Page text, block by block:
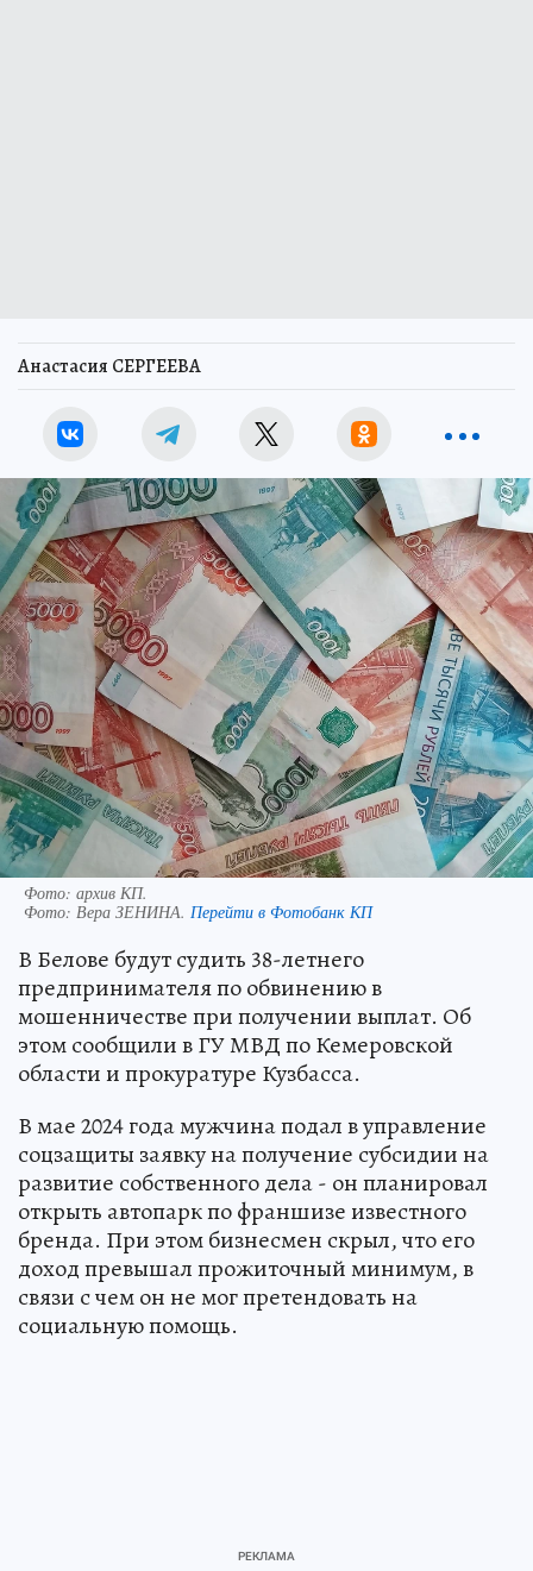
Анастасия СЕРГЕЕВА
Фото: архив КП.
Фото: Вера ЗЕНИНА. Перейти в Фотобанк КП
В Белове будут судить 38-летнего
предпринимателя по обвинению в
мошенничестве при получении выплат. Об
этом сообщили в ГУ МВД по Кемеровской
области и прокуратуре Кузбасса.
В мае 2024 года мужчина подал в управление
соцзащиты заявку на получение субсидии на
развитие собственного дела - он планировал
открыть автопарк по франшизе известного
бренда. При этом бизнесмен скрыл, что его
доход превышал прожиточный минимум, в
связи с чем он не мог претендовать на
социальную помощь.